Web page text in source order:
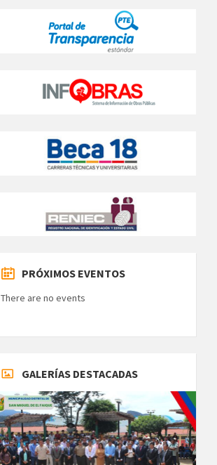
PRÓXIMOS EVENTOS
There are no events
GALERÍAS DESTACADAS